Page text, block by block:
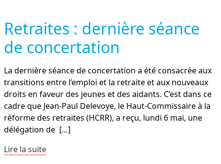
Retraites : dernière séance
de concertation
La dernière séance de concertation a été consacrée aux
transitions entre l’emploi et la retraite et aux nouveaux
droits en faveur des jeunes et des aidants. C’est dans ce
cadre que Jean-Paul Delevoye, le Haut-Commissaire à la
réforme des retraites (HCRR), a reçu, lundi 6 mai, une
délégation de […]
Lire la suite